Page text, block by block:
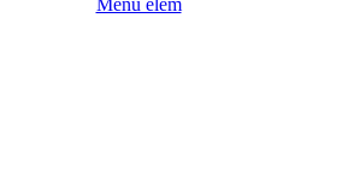
Menü elem